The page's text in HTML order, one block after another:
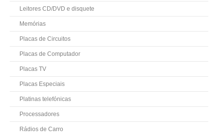
Leitores CD/DVD e disquete
Memórias
Placas de Circuitos
Placas de Computador
Placas TV
Placas Especiais
Platinas telefónicas
Processadores
Rádios de Carro